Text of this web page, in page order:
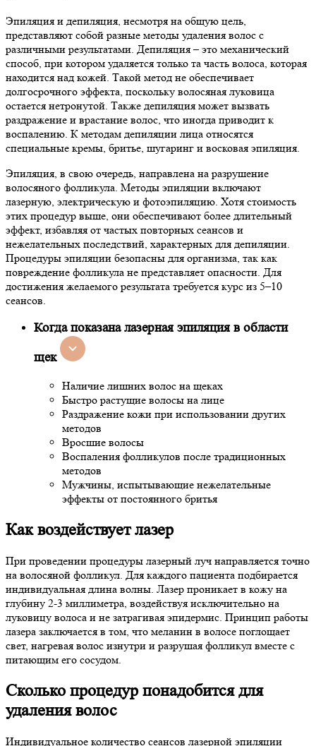
Эпиляция и депиляция, несмотря на общую цель,
представляют собой разные методы удаления волос с
различными результатами. Депиляция – это механический
способ, при котором удаляется только та часть волоса, которая
находится над кожей. Такой метод не обеспечивает
долгосрочного эффекта, поскольку волосяная луковица
остается нетронутой. Также депиляция может вызвать
раздражение и врастание волос, что иногда приводит к
воспалению. К методам депиляции лица относятся
специальные кремы, бритье, шугаринг и восковая эпиляция.
Эпиляция, в свою очередь, направлена на разрушение
волосяного фолликула. Методы эпиляции включают
лазерную, электрическую и фотоэпиляцию. Хотя стоимость
этих процедур выше, они обеспечивают более длительный
эффект, избавляя от частых повторных сеансов и
нежелательных последствий, характерных для депиляции.
Процедуры эпиляции безопасны для организма, так как
повреждение фолликула не представляет опасности. Для
достижения желаемого результата требуется курс из 5–10
сеансов.
Когда показана лазерная эпиляция в области
щек
Наличие лишних волос на щеках
Быстро растущие волосы на лице
Раздражение кожи при использовании других
методов
Вросшие волосы
Воспаления фолликулов после традиционных
методов
Мужчины, испытывающие нежелательные
эффекты от постоянного бритья
Как воздействует лазер
При проведении процедуры лазерный луч направляется точно
на волосяной фолликул. Для каждого пациента подбирается
индивидуальная длина волны. Лазер проникает в кожу на
глубину 2-3 миллиметра, воздействуя исключительно на
луковицу волоса и не затрагивая эпидермис. Принцип работы
лазера заключается в том, что меланин в волосе поглощает
свет, нагревая волос изнутри и разрушая фолликул вместе с
питающим его сосудом.
Сколько процедур понадобится для
удаления волос
Индивидуальное количество сеансов лазерной эпиляции